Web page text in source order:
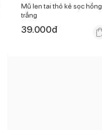
Mũ len tai thỏ kẻ sọc hồng
trắng
39.000đ